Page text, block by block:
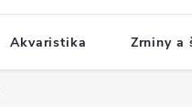
Akvaristika Zrniny a